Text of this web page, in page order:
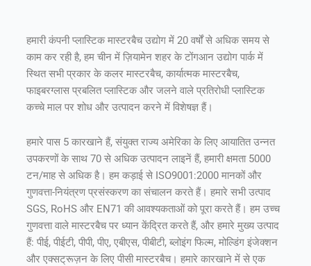
हमारी कंपनी प्लास्टिक मास्टरबैच उद्योग में 20 वर्षों से अधिक समय से
काम कर रही है, हम चीन में ज़ियामेन शहर के टोंगआन उद्योग पार्क में
स्थित सभी प्रकार के कलर मास्टरबैच, कार्यात्मक मास्टरबैच,
फाइबरग्लास प्रबलित प्लास्टिक और जलने वाले प्रतिरोधी प्लास्टिक
कच्चे माल पर शोध और उत्पादन करने में विशेषज्ञ हैं।
हमारे पास 5 कारखाने हैं, संयुक्त राज्य अमेरिका के लिए आयातित उन्नत
उपकरणों के साथ 70 से अधिक उत्पादन लाइनें हैं, हमारी क्षमता 5000
टन/माह से अधिक है। हम कड़ाई से ISO9001:2000 मानकों और
गुणवत्ता-नियंत्रण प्रसंस्करण का संचालन करते हैं। हमारे सभी उत्पाद
SGS, RoHS और EN71 की आवश्यकताओं को पूरा करते हैं। हम उच्च
गुणवत्ता वाले मास्टरबैच पर ध्यान केंद्रित करते हैं, और हमारे मुख्य उत्पाद
हैं: पीई, पीईटी, पीपी, पीए, एबीएस, पीबीटी, ब्लोइंग फिल्म, मोल्डिंग इंजेक्शन
और एक्सट्रूज़न के लिए पीसी मास्टरबैच। हमारे कारखाने में से एक